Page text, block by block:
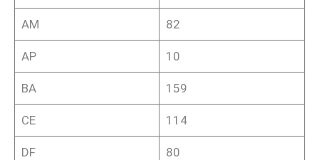
AM 82
AP 10
BA 159
CE 114
DF 80